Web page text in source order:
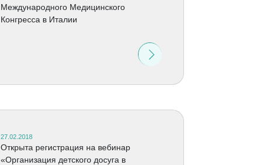
Международного Медицинского
Конгресса в Италии
27.02.2018
Открыта регистрация на вебинар
«Организация детского досуга в